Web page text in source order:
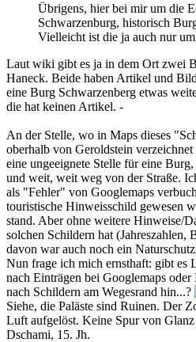
Übrigens, hier bei mir um die
Schwarzenburg, historisch
Vielleicht ist die ja auch nur
Laut wiki gibt es ja in dem Ort zwei
Haneck. Beide haben Artikel und
eine Burg Schwarzenberg etwas
die hat keinen Artikel. -
An der Stelle, wo in Maps dieses
oberhalb von Geroldstein
eine ungeeignete Stelle für eine
und weit, weit weg von der Straße.
als "Fehler" von Googlemaps
touristische Hinweisschild gewesen
stand. Aber ohne weitere Hinweise/
solchen Schildern hat
davon war auch noch ein
Nun frage ich mich ernsthaft: gibt es
nach Einträgen bei Googlemaps
nach Schildern am Wegesrand hin...?
Siehe, die Paläste sind Ruinen. Der
Luft aufgelöst. Keine Spur von
Dschami, 15. Jh.